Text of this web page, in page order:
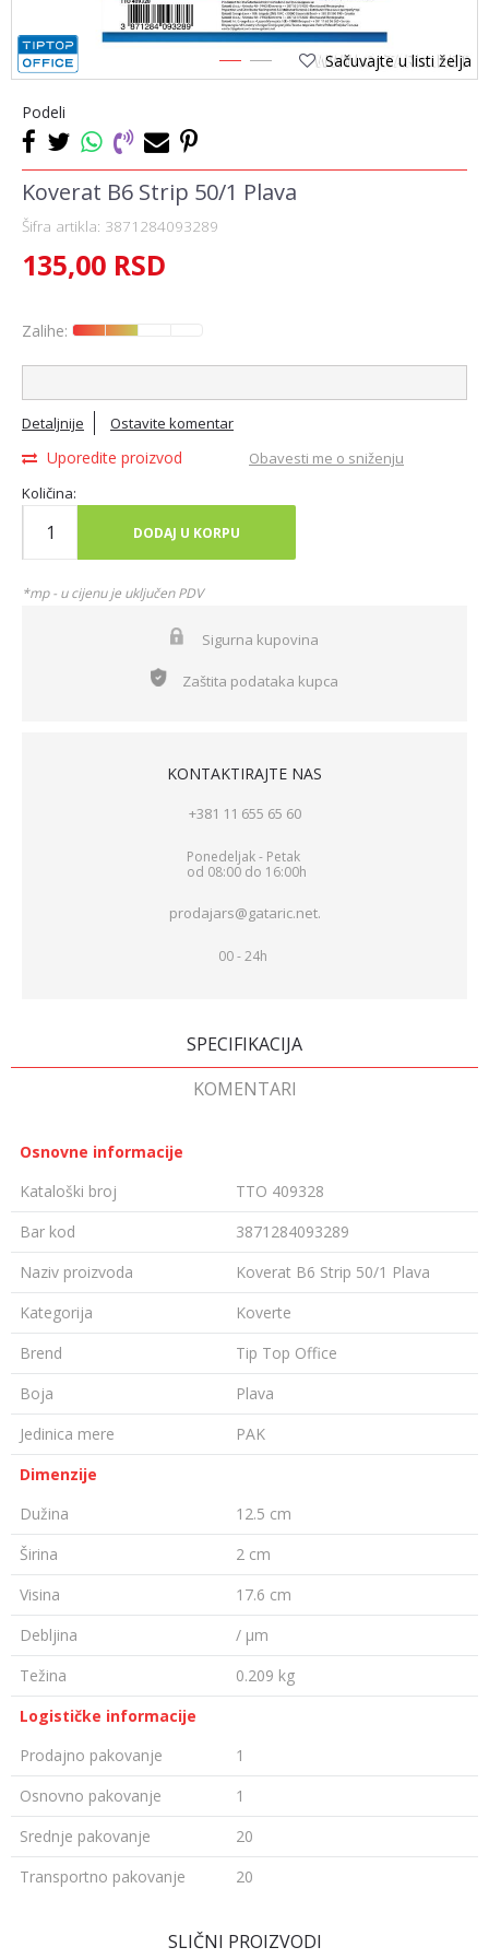
1 2 Sačuvajte u listi želja
Podeli
Koverat B6 Strip 50/1 Plava
Šifra artikla: 3871284093289
135,00 RSD
Zalihe:
Detaljnije Ostavite komentar
Uporedite proizvod
Obavesti me o sniženju
Količina:
DODAJ U KORPU
*mp - u cijenu je uključen PDV
Sigurna kupovina
Zaštita podataka kupca
KONTAKTIRAJTE NAS
+381 11 655 65 60
Ponedeljak - Petak
od 08:00 do 16:00h
prodajars@gataric.net.
00 - 24h
SPECIFIKACIJA
KOMENTARI
Osnovne informacije
Kataloški broj
TTO 409328
Bar kod
3871284093289
Naziv proizvoda
Koverat B6 Strip 50/1 Plava
Kategorija
Koverte
Brend
Tip Top Office
Boja
Plava
Jedinica mere
PAK
Dimenzije
Dužina
12.5 cm
Širina
2 cm
Visina
17.6 cm
Debljina
/ µm
Težina
0.209 kg
Logističke informacije
Prodajno pakovanje
1
Osnovno pakovanje
1
Srednje pakovanje
20
Transportno pakovanje
20
SLIČNI PROIZVODI